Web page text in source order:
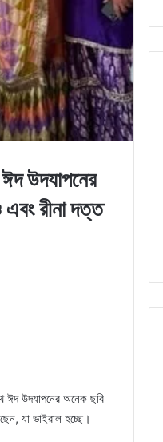
এবং রীনা দত্ত
ঈদ উদযাপনের অনেক ছবি
যা ভাইরাল হচ্ছে।